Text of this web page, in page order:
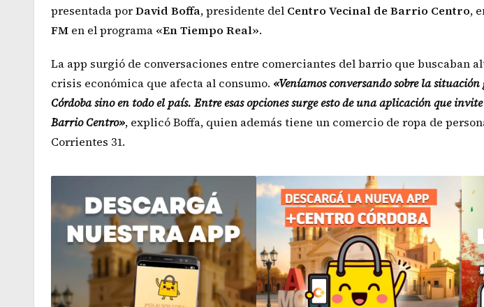
presentada porDavid Boffa, presidente del Centro Vecinal de Barrio Centro,
FM en el programa «En Tiempo Real».
La app surgió de conversaciones entre comerciantes del barrio que buscaban
crisis económica que afecta al consumo. «Veníamos conversando sobre la situación
Córdoba sino en todo el país. Entre esas opciones surge esto de una aplicación que
Barrio Centro», explicó Boffa, quien además tiene un comercio de ropa de
Corrientes 31.